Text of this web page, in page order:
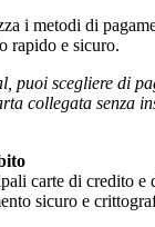
i metodi di
rapido e sicuro.
puoi scegliere di
collegata senza
carte di credito e
sicuro e